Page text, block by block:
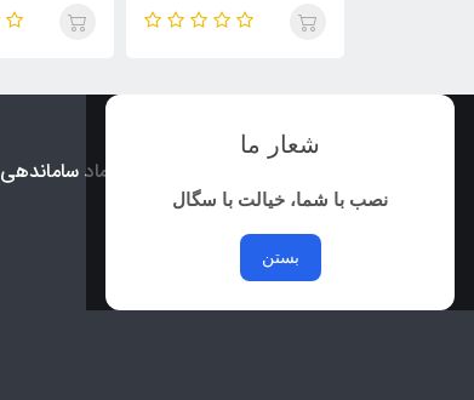
شعار ما
نصب با شما، خیالت با سگال
بستن
نماد اعتماد الکترونیک و نماد ساماندهی